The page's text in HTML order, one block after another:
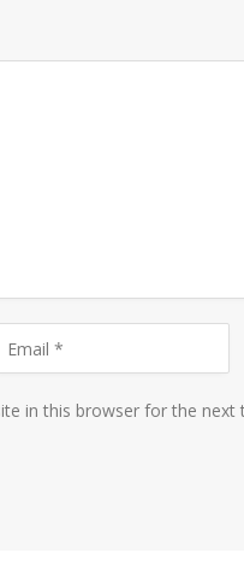
in this browser for the next